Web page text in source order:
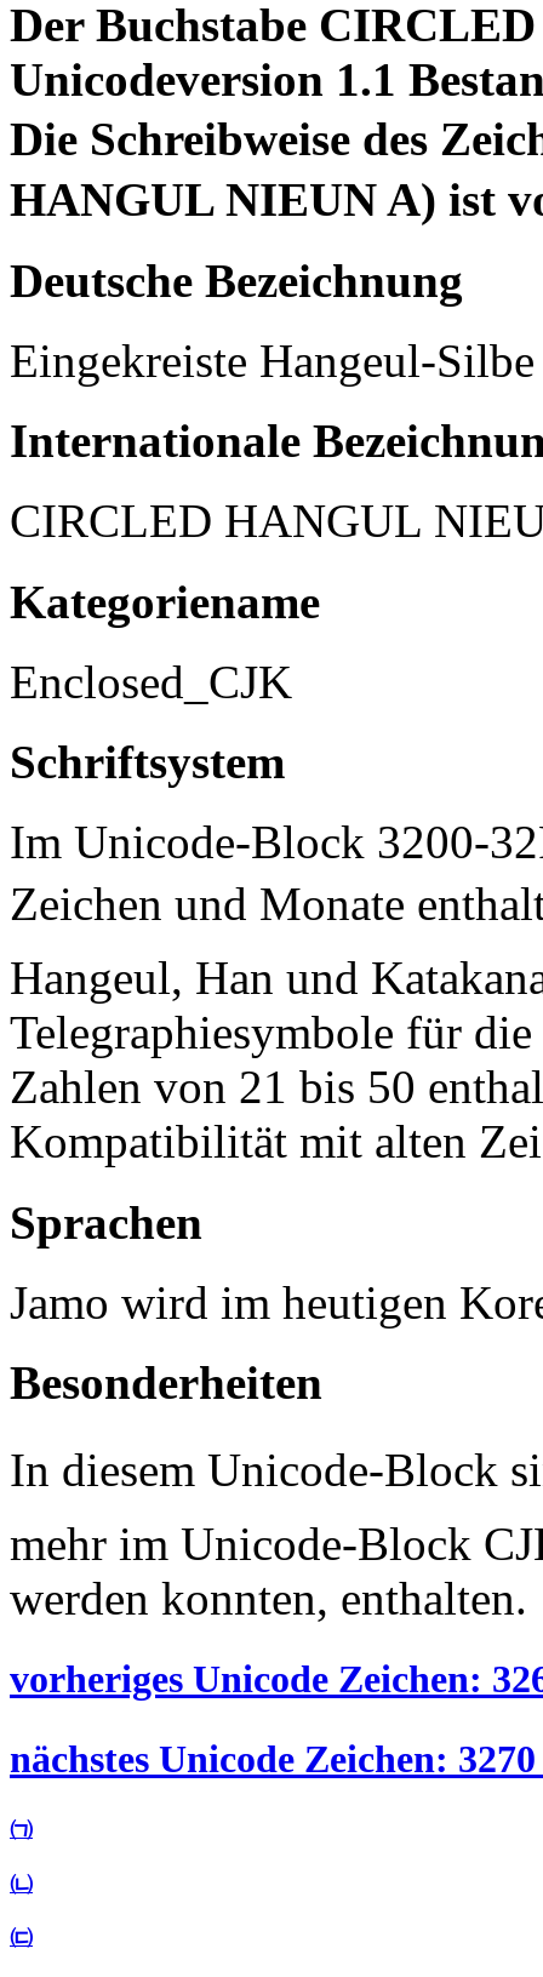
Der Buchstabe
Unicodeversion 1.1
Die Schreibweise des
HANGUL NIEUN A) ist
Deutsche Bezeichnung
Eingekreiste Hangeul-
Internationale
CIRCLED HANGUL
Kategoriename
Enclosed_CJK
Schriftsystem
Im Unicode-Block 3200-
Zeichen und Monate
Hangeul, Han und
Telegraphiesymbole für
Zahlen von 21 bis 50
Kompatibilität mit alten
Sprachen
Jamo wird im heutigen
Besonderheiten
In diesem Unicode-Block
mehr im Unicode-Block
werden konnten, enthalten.
vorheriges Unicode Zeichen:
nächstes Unicode Zeichen:
㈀
㈁
㈂